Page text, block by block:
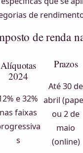
de
de renda
Alíquotas
2024
e 32%
nas faixas
s
Prazos
Até 30 de
abril
ou 2 de
maio
(online)